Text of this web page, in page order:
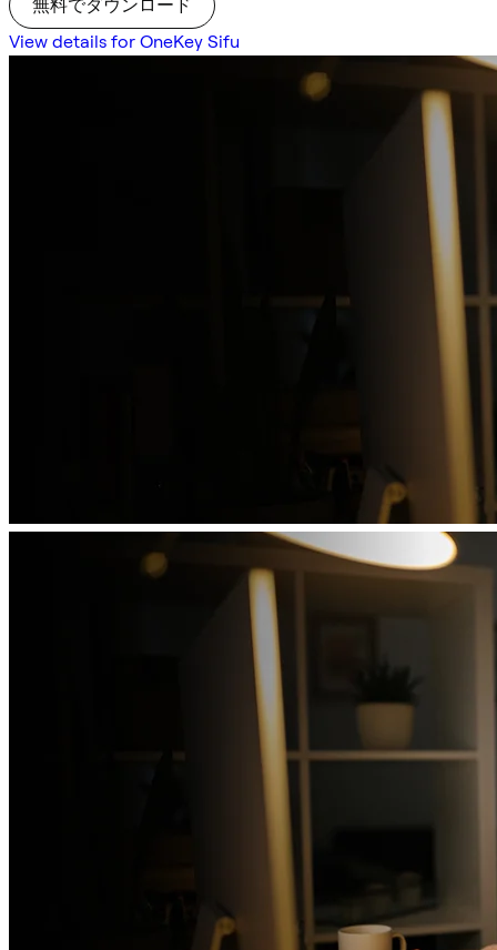
無料でダウンロード
View details for OneKey Sifu